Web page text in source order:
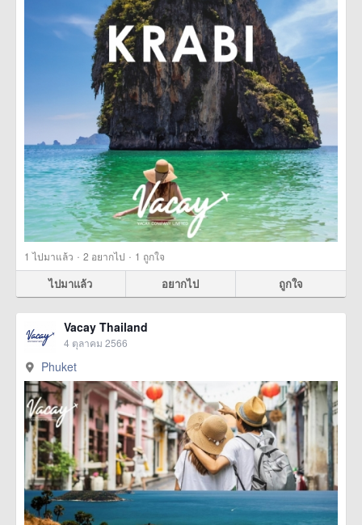
1 ไปมาแล้ว · 2 อยากไป · 1 ถูกใจ
ไปมาแล้ว อยากไป ถูกใจ
Vacay Thailand
4 ตุลาคม 2566
Phuket